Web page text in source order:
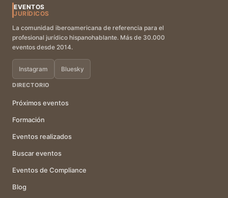
EVENTOS
JURÍDICOS
La comunidad iberoamericana de referencia para el
profesional jurídico hispanohablante. Más de 30.000
eventos desde 2014.
Instagram Bluesky
DIRECTORIO
Próximos eventos
Formación
Eventos realizados
Buscar eventos
Eventos de Compliance
Blog